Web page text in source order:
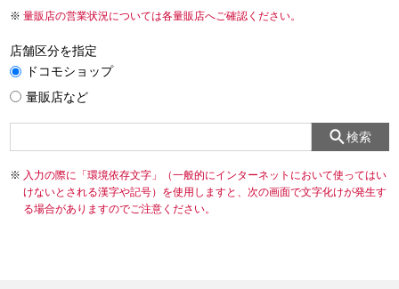
量販店の営業状況については各量販店へご確認ください。
店舗区分を指定
ドコモショップ
量販店など
検索
入力の際に「環境依存文字」（一般的にインターネットにおいて使ってはい
けないとされる漢字や記号）を使用しますと、次の画面で文字化けが発生す
る場合がありますのでご注意ください。